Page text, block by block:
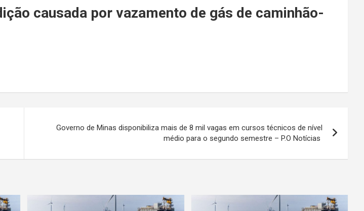
causada por vazamento de gás de caminhão-
Governo de Minas disponibiliza mais de 8 mil vagas em cursos técnicos de nível
médio para o segundo semestre – P.O Notícias